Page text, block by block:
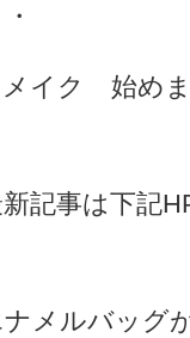
メイク 始め
記事は下記
メルバッグ